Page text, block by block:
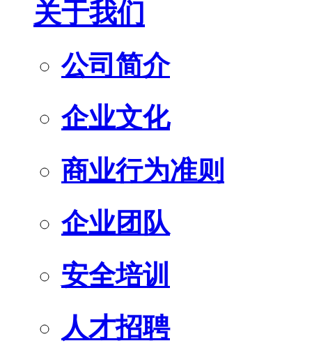
关于我们
公司简介
企业文化
商业行为准则
企业团队
安全培训
人才招聘